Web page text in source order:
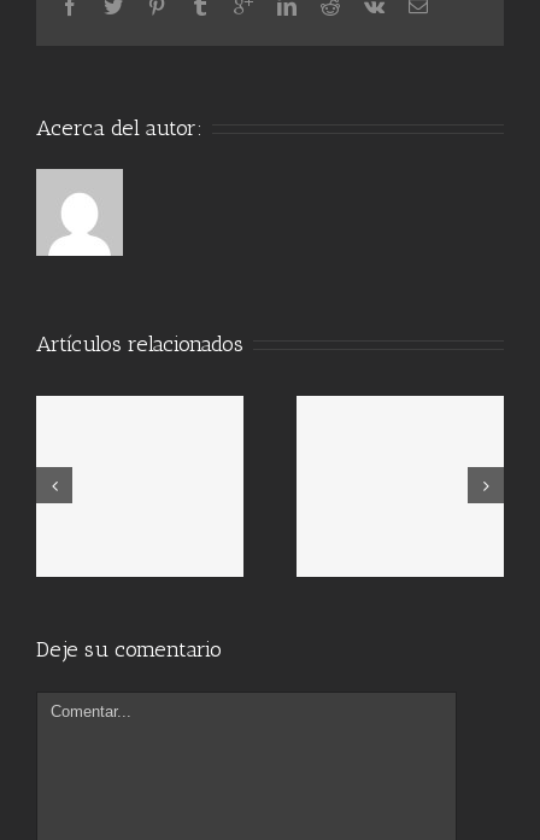
Acerca del autor:
Artículos relacionados
Deje su comentario